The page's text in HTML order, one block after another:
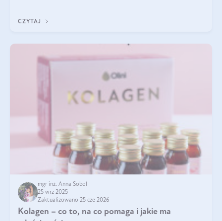
CZYTAJ
mgr inż. Anna Sobol
25 wrz 2025
Zaktualizowano 25 cze 2026
Kolagen – co to, na co pomaga i jakie ma